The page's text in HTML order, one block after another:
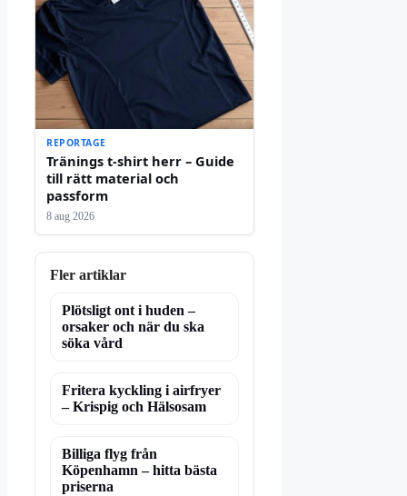
REPORTAGE
Tränings t-shirt herr – Guide
till rätt material och
passform
8 aug 2026
Fler artiklar
Plötsligt ont i huden –
orsaker och när du ska
söka vård
Fritera kyckling i airfryer
– Krispig och Hälsosam
Billiga flyg från
Köpenhamn – hitta bästa
priserna